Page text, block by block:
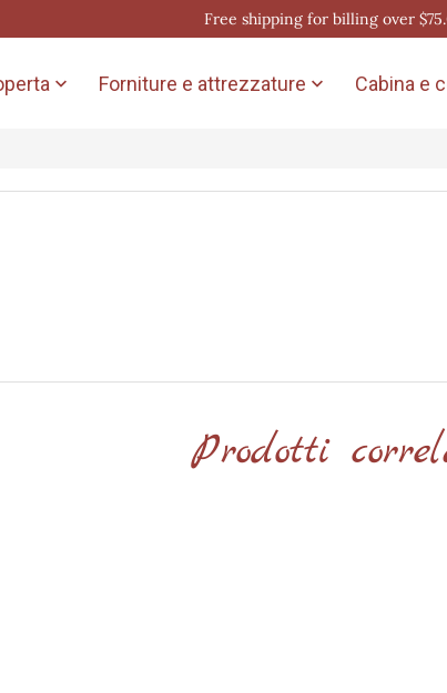
Free shipping for billing over
 Forniture e attrezzature  Cabina e
Prodotti